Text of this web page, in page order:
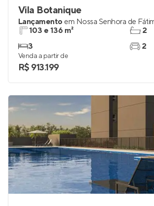
Vila Botanique
Lançamento em Nossa Senhora de
103 e 136 m²
3
2
2
Venda a partir de
R$ 913.199